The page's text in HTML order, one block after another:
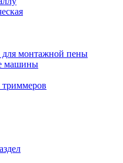
монтажной пены
машины